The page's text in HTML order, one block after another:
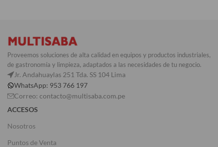
Proveemos soluciones de alta calidad en equipos y productos industriales,
de gastronomía y limpieza, adaptados a las necesidades de tu negocio.
Jr. Andahuaylas 251 Tda. SS 104 Lima
WhatsApp: 953 766 197
Correo: contacto@multisaba.com.pe
ACCESOS
Nosotros
Puntos de Venta